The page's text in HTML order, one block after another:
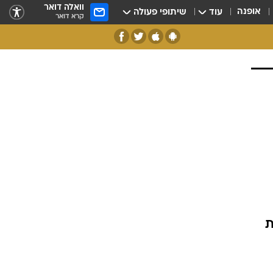
אופנה עוד שיתופי פעולה וואלה דואר
קרא דואר